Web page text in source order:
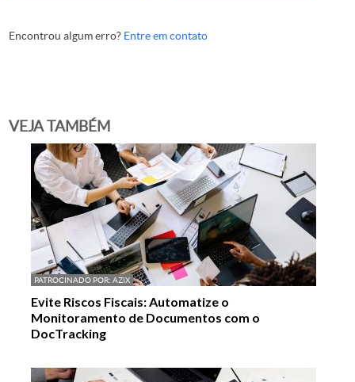
Encontrou algum erro? Entre em contato
VEJA TAMBÉM
PATROCINADO POR: AZIX
Evite Riscos Fiscais: Automatize o
Monitoramento de Documentos com o
DocTracking